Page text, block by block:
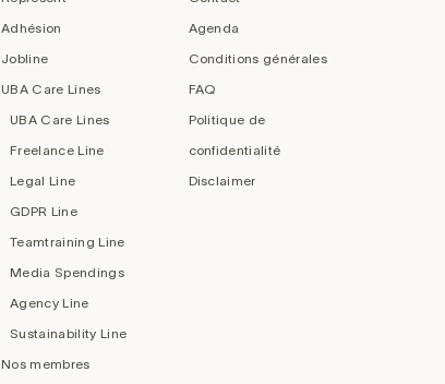
Adhésion
Jobline
UBA Care Lines
UBA Care Lines
Freelance Line
Legal Line
GDPR Line
Teamtraining Line
Media Spendings
Agency Line
Sustainability Line
Nos membres
Agenda
Conditions générales
FAQ
Politique de
confidentialité
Disclaimer